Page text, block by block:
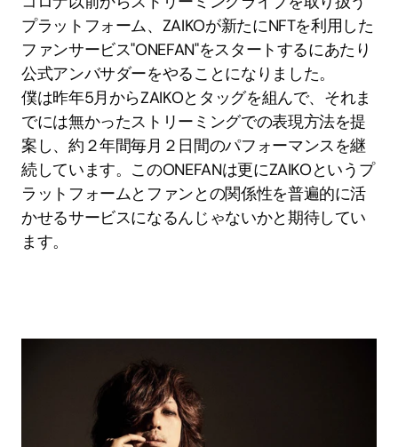
プラットフォーム、ZAIKOが新たにNFTを利用した
ファンサービス"ONEFAN"をスタートするにあたり
公式アンバサダーをやることになりました。
僕は昨年5月からZAIKOとタッグを組んで、それま
でには無かったストリーミングでの表現方法を提
案し、約２年間毎月２日間のパフォーマンスを継
続しています。このONEFANは更にZAIKOというプ
ラットフォームとファンとの関係性を普遍的に活
かせるサービスになるんじゃないかと期待してい
ます。